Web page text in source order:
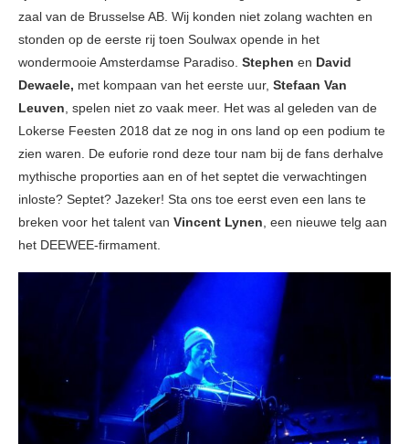
zaal van de Brusselse AB. Wij konden niet zolang wachten en
stonden op de eerste rij toen Soulwax opende in het
wondermooie Amsterdamse Paradiso. Stephen en David
Dewaele, met kompaan van het eerste uur, Stefaan Van
Leuven, spelen niet zo vaak meer. Het was al geleden van de
Lokerse Feesten 2018 dat ze nog in ons land op een podium te
zien waren. De euforie rond deze tour nam bij de fans derhalve
mythische proporties aan en of het septet die verwachtingen
inloste? Septet? Jazeker! Sta ons toe eerst even een lans te
breken voor het talent van Vincent Lynen, een nieuwe telg aan
het DEEWEE-firmament.